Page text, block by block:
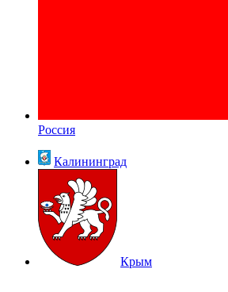
Россия
Калининград
Крым